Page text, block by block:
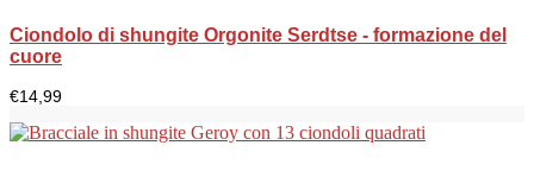
Ciondolo di shungite Orgonite Serdtse - formazione del
cuore
€14,99